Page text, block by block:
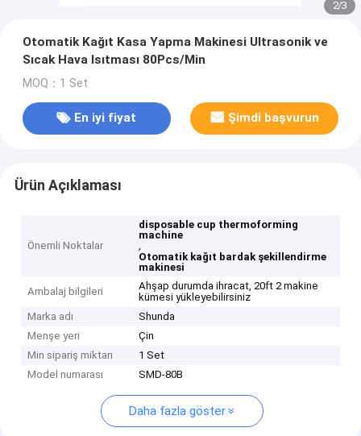
2/3
Otomatik Kağıt Kasa Yapma Makinesi Ultrasonik ve
Sıcak Hava Isıtması 80Pcs/Min
MOQ：1 Set
En iyi fiyat Şimdi başvurun
Ürün Açıklaması
Önemli Noktalar
disposable cup thermoforming
machine
,
Otomatik kağıt bardak şekillendirme
makinesi
Ambalaj bilgileri
Ahşap durumda ihracat, 20ft 2 makine
kümesi yükleyebilirsiniz
Marka adı
Shunda
Menşe yeri
Çin
Min sipariş miktarı
1 Set
Model numarası
SMD-80B
Daha fazla göster